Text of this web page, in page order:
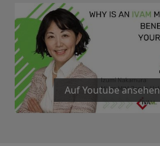
Auf Youtube ansehen